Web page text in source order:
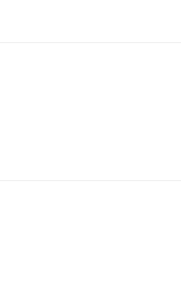
подано 1047 заявок
которая пройдет в российской
из них (494) прислали
Euro Shoes
Co., Ltd., основанная в 2011 году
обувной компанией,